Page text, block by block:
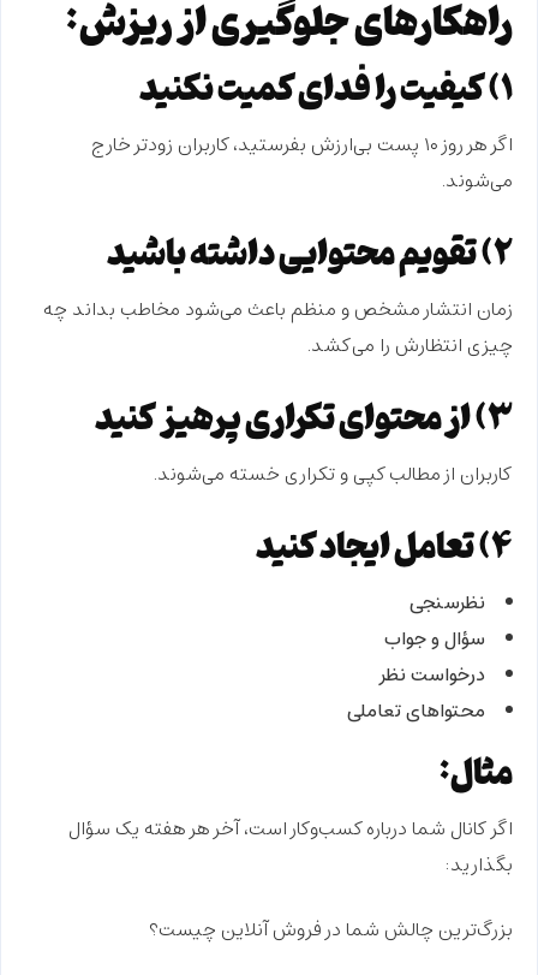
راهکارهای جلوگیری از ریزش:
۱) کیفیت را فدای کمیت نکنید
اگر هر روز ۱۰ پست بی‌ارزش بفرستید، کاربران زودتر خارج
می‌شوند.
۲) تقویم محتوایی داشته باشید
زمان انتشار مشخص و منظم باعث می‌شود مخاطب بداند چه
چیزی انتظارش را می‌کشد.
۳) از محتوای تکراری پرهیز کنید
کاربران از مطالب کپی و تکراری خسته می‌شوند.
۴) تعامل ایجاد کنید
نظرسنجی
سؤال و جواب
درخواست نظر
محتواهای تعاملی
مثال:
اگر کانال شما درباره کسب‌وکار است، آخر هر هفته یک سؤال
بگذارید:
بزرگ‌ترین چالش شما در فروش آنلاین چیست؟